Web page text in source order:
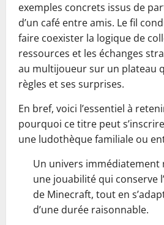
exemples concrets issus de
d’un café entre amis. Le fil
faire coexister la logique de
ressources et les échanges
au multijoueur sur un plateau
règles et ses surprises.
En bref, voici l’essentiel à
pourquoi ce titre peut
une ludothèque familiale ou
Un univers immédiatement
une jouabilité qui conserve
de Minecraft, tout en
d’une durée raisonnable.